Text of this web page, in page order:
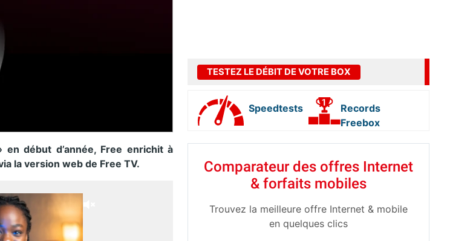
début d’année, Free enrichit à
la version web de Free TV.
TESTEZ LE DÉBIT DE VOTRE BOX
Speedtests
Records
Freebox
Comparateur des offres Internet
& forfaits mobiles
Trouvez la meilleure offre Internet & mobile
en quelques clics